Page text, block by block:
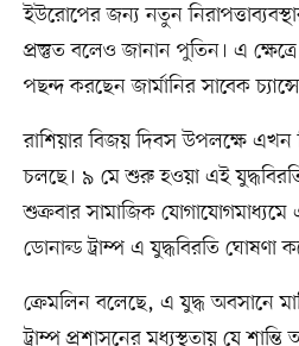
ইউরোপের জন্য নতুন
প্রস্তুত বলেও জানান পুতিন। এ
পছন্দ করছেন জার্মানির সাবেক
রাশিয়ার বিজয় দিবস উপলক্ষে এখন
চলছে। ৯ মে শুরু হওয়া এই
শুক্রবার সামাজিক যোগাযোগমাধ্যমে
ডোনাল্ড ট্রাম্প এ যুদ্ধবিরতি ঘোষণা
ক্রেমলিন বলেছে, এ যুদ্ধ অবসানে
ট্রাম্প প্রশাসনের মধ্যস্থতায় যে